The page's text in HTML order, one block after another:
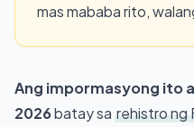
mas mababa rito,
Ang impormasyong ito
2026batay sa rehistro ng